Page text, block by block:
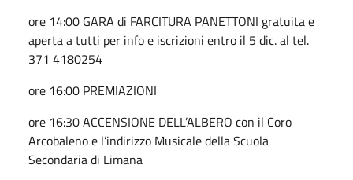
ore 14:00 GARA di FARCITURA PANETTONI gratuita e
aperta a tutti per info e iscrizioni entro il 5 dic. al tel.
371 4180254
ore 16:00 PREMIAZIONI
ore 16:30 ACCENSIONE DELL’ALBERO con il Coro
Arcobaleno e l’indirizzo Musicale della Scuola
Secondaria di Limana